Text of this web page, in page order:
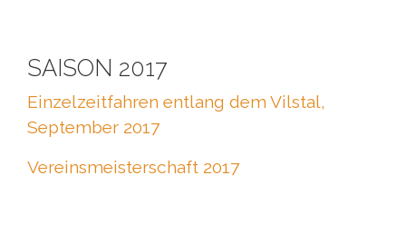
SAISON 2017
Einzelzeitfahren entlang dem Vilstal,
September 2017
Vereinsmeisterschaft 2017